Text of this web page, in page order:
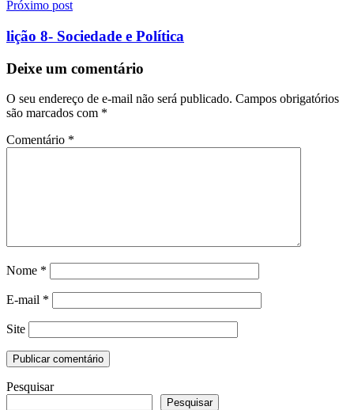
Próximo post
lição 8- Sociedade e Política
Deixe um comentário
O seu endereço de e-mail não será publicado. Campos obrigatórios
são marcados com *
Comentário *
Nome *
E-mail *
Site
Pesquisar
Pesquisar